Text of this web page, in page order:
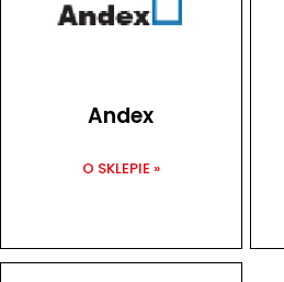
Andex
O SKLEPIE »